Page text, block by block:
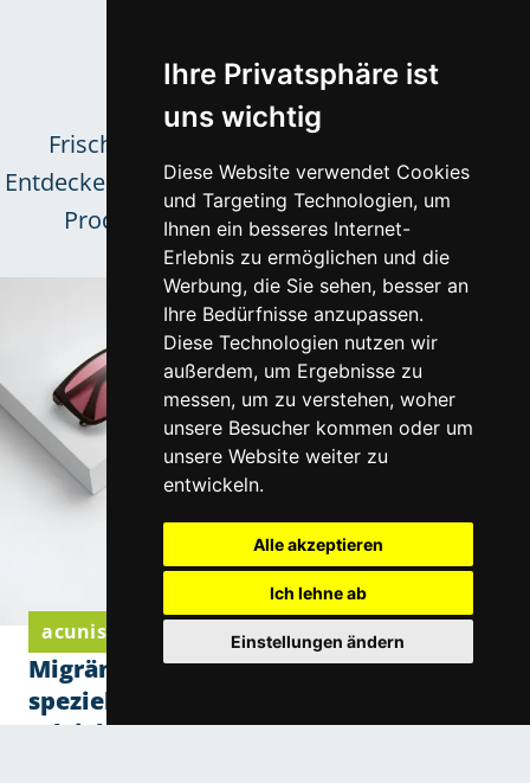
Ihre Privatsphäre ist
uns wichtig
Diese Website verwendet Cookies
und Targeting Technologien, um
Ihnen ein besseres Internet-
Erlebnis zu ermöglichen und die
Werbung, die Sie sehen, besser an
Ihre Bedürfnisse anzupassen.
Diese Technologien nutzen wir
außerdem, um Ergebnisse zu
messen, um zu verstehen, woher
unsere Besucher kommen oder um
unsere Website weiter zu
entwickeln.
Alle akzeptieren
Ich lehne ab
Einstellungen ändern
Trends &
Neuigkeiten
Frische Inspirationen für das Sortiment.
Entdecken Sie neue Kollektionen und innovative
Produkttrends unserer zuverlässigen
Lieferpartner.
acunis Komfortgläser von Eschenbach Optik
Migräne und Lichtempfindlichkeit: Wie
spezielle Filtergläser den Alltag
erleichtern